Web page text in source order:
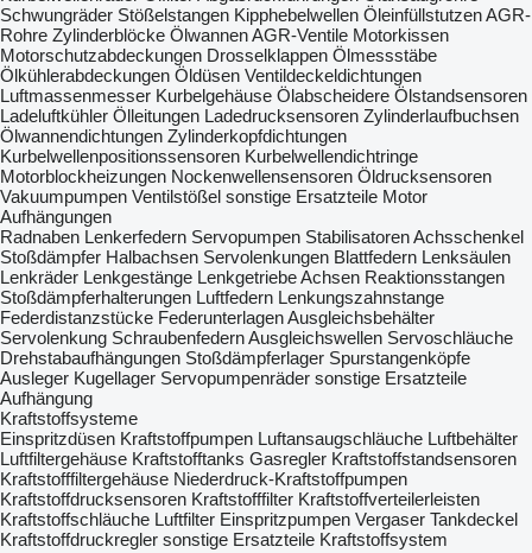
Schwungräder Stößelstangen Kipphebelwellen ÖleinfüllstutzenAGR-
Rohre Zylinderblöcke ÖlwannenAGR-Ventile Motorkissen
Motorschutzabdeckungen Drosselklappen Ölmessstäbe
Ölkühlerabdeckungen Öldüsen Ventildeckeldichtungen
Luftmassenmesser Kurbelgehäuse Ölabscheidere Ölstandsensoren
Ladeluftkühler Ölleitungen Ladedrucksensoren Zylinderlaufbuchsen
Ölwannendichtungen Zylinderkopfdichtungen
Kurbelwellenpositionssensoren Kurbelwellendichtringe
Motorblockheizungen Nockenwellensensoren Öldrucksensoren
Vakuumpumpen Ventilstößel sonstige Ersatzteile Motor
Aufhängungen
Radnaben Lenkerfedern Servopumpen StabilisatorenAchsschenkel
Stoßdämpfer Halbachsen Servolenkungen Blattfedern Lenksäulen
Lenkräder Lenkgestänge LenkgetriebeAchsen Reaktionsstangen
Stoßdämpferhalterungen Luftfedern Lenkungszahnstange
Federdistanzstücke FederunterlagenAusgleichsbehälter
Servolenkung SchraubenfedernAusgleichswellen Servoschläuche
Drehstabaufhängungen Stoßdämpferlager Spurstangenköpfe
Ausleger Kugellager Servopumpenräder sonstige Ersatzteile
Aufhängung
Kraftstoffsysteme
Einspritzdüsen Kraftstoffpumpen Luftansaugschläuche Luftbehälter
Luftfiltergehäuse Kraftstofftanks Gasregler Kraftstoffstandsensoren
Kraftstofffiltergehäuse Niederdruck-Kraftstoffpumpen
Kraftstoffdrucksensoren Kraftstofffilter Kraftstoffverteilerleisten
Kraftstoffschläuche Luftfilter Einspritzpumpen Vergaser Tankdeckel
Kraftstoffdruckregler sonstige Ersatzteile Kraftstoffsystem